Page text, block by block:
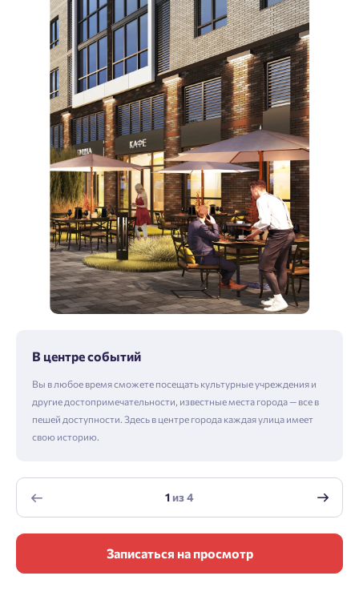
В центре событий
Вы в любое время сможете посещать культурные учреждения и
другие достопримечательности, известные места города — все в
пешей доступности. Здесь в центре города каждая улица имеет
свою историю.
1из4
Записаться на просмотр